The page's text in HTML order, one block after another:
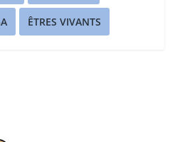
ÊTRES VIVANTS